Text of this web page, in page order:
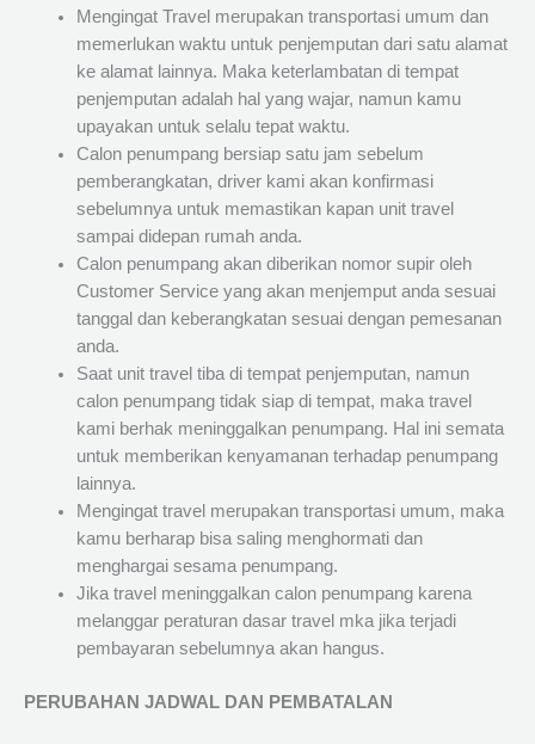
Mengingat Travel merupakan transportasi umum dan
memerlukan waktu untuk penjemputan dari satu alamat
ke alamat lainnya. Maka keterlambatan di tempat
penjemputan adalah hal yang wajar, namun kamu
upayakan untuk selalu tepat waktu.
Calon penumpang bersiap satu jam sebelum
pemberangkatan, driver kami akan konfirmasi
sebelumnya untuk memastikan kapan unit travel
sampai didepan rumah anda.
Calon penumpang akan diberikan nomor supir oleh
Customer Service yang akan menjemput anda sesuai
tanggal dan keberangkatan sesuai dengan pemesanan
anda.
Saat unit travel tiba di tempat penjemputan, namun
calon penumpang tidak siap di tempat, maka travel
kami berhak meninggalkan penumpang. Hal ini semata
untuk memberikan kenyamanan terhadap penumpang
lainnya.
Mengingat travel merupakan transportasi umum, maka
kamu berharap bisa saling menghormati dan
menghargai sesama penumpang.
Jika travel meninggalkan calon penumpang karena
melanggar peraturan dasar travel mka jika terjadi
pembayaran sebelumnya akan hangus.
PERUBAHAN JADWAL DAN PEMBATALAN